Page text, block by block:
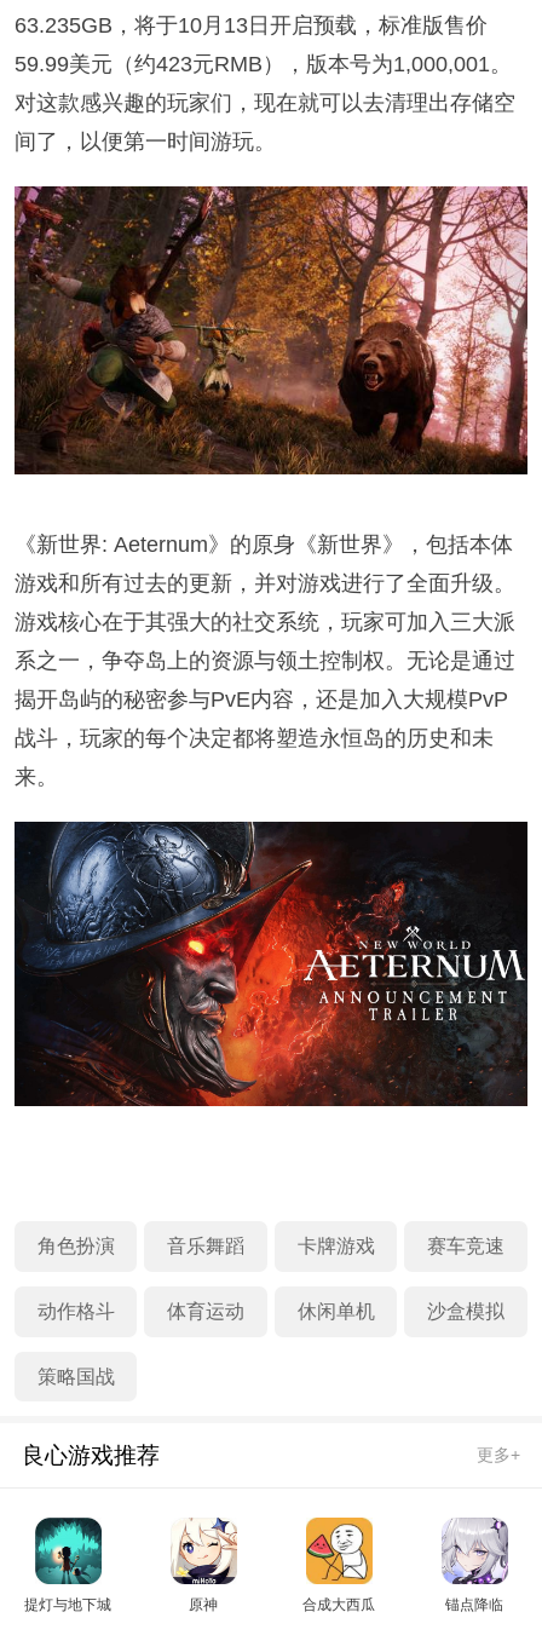
63.235GB，将于10月13日开启预载，标准版售价
59.99美元（约423元RMB），版本号为1,000,001。
对这款感兴趣的玩家们，现在就可以去清理出存储空
间了，以便第一时间游玩。
《新世界: Aeternum》的原身《新世界》，包括本体
游戏和所有过去的更新，并对游戏进行了全面升级。
游戏核心在于其强大的社交系统，玩家可加入三大派
系之一，争夺岛上的资源与领土控制权。无论是通过
揭开岛屿的秘密参与PvE内容，还是加入大规模PvP
战斗，玩家的每个决定都将塑造永恒岛的历史和未
来。
角色扮演 音乐舞蹈 卡牌游戏 赛车竞速
动作格斗 体育运动 休闲单机 沙盒模拟
策略国战
良心游戏推荐 更多+
提灯与地下城 原神 合成大西瓜 锚点降临